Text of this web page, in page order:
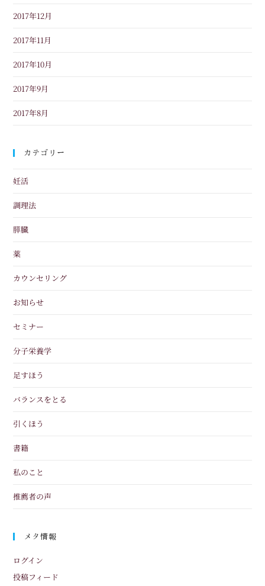
2017年12月
2017年11月
2017年10月
2017年9月
2017年8月
カテゴリー
妊活
調理法
膵臓
薬
カウンセリング
お知らせ
セミナー
分子栄養学
足すほう
バランスをとる
引くほう
書籍
私のこと
推薦者の声
メタ情報
ログイン
投稿フィード